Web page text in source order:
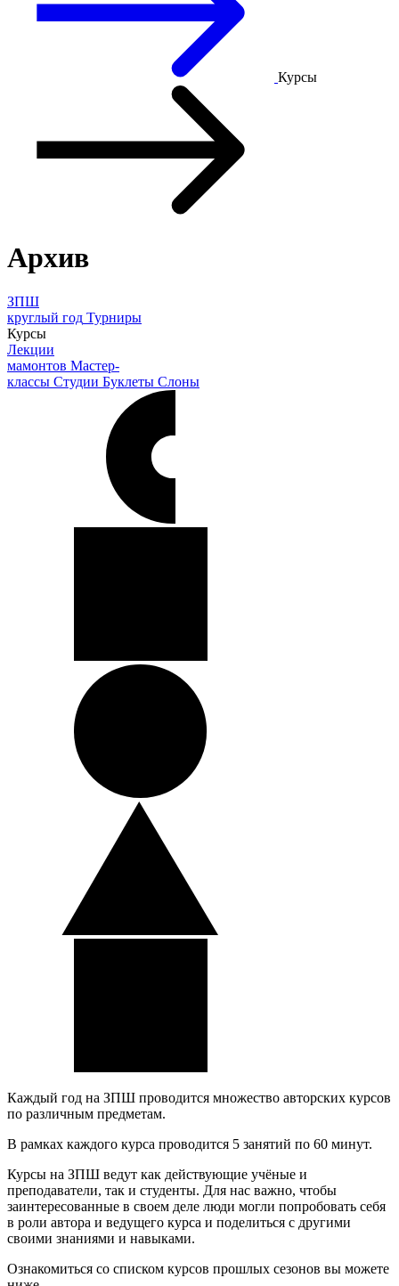
Курсы
Архив
ЗПШ
круглый год Турниры
Курсы
Лекции
мамонтов Мастер-
классы Студии Буклеты Слоны
Каждый год на ЗПШ проводится множество авторских курсов
по различным предметам.
В рамках каждого курса проводится 5 занятий по 60 минут.
Курсы на ЗПШ ведут как действующие учёные и
преподаватели, так и студенты. Для нас важно, чтобы
заинтересованные в своем деле люди могли попробовать себя
в роли автора и ведущего курса и поделиться с другими
своими знаниями и навыками.
Ознакомиться со списком курсов прошлых сезонов вы можете